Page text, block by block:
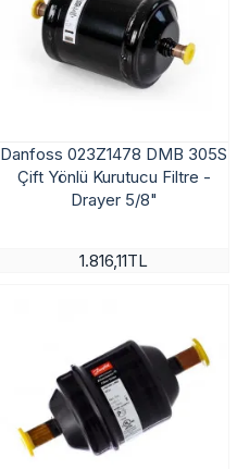
Danfoss 023Z1478 DMB 305S
Çift Yönlü Kurutucu Filtre -
Drayer 5/8"
1.816,11TL